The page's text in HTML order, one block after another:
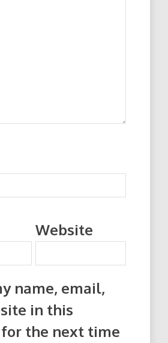
Website
name, email,
in this
the next time